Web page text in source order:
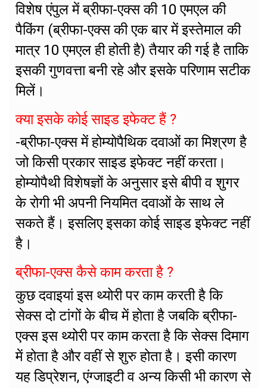
विशेष एंपुल में ब्रीफा-एक्स की 10 एमएल की
पैकिंग (ब्रीफा-एक्स की एक बार में इस्तेमाल की
मात्र 10 एमएल ही होती है) तैयार की गई है ताकि
इसकी गुणवत्ता बनी रहे और इसके परिणाम सटीक
मिलें।
क्या इसके कोई साइड इफेक्ट हैं ?
-ब्रीफा-एक्स में होम्योपैथिक दवाओं का मिश्रण है
जो किसी प्रकार साइड इफेक्ट नहीं करता।
होम्योपैथी विशेषज्ञों के अनुसार इसे बीपी व शुगर
के रोगी भी अपनी नियमित दवाओं के साथ ले
सकते हैं। इसलिए इसका कोई साइड इफेक्ट नहीं
है।
ब्रीफा-एक्स कैसे काम करता है ?
कुछ दवाइयां इस थ्योरी पर काम करती है कि
सेक्स दो टांगों के बीच में होता है जबकि ब्रीफा-
एक्स इस थ्योरी पर काम करता है कि सेक्स दिमाग
में होता है और वहीं से शुरु होता है। इसी कारण
यह डिप्रेशन, एंग्जाइटी व अन्य किसी भी कारण से